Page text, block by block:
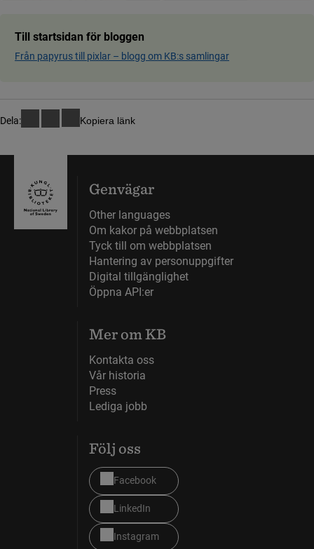
Till startsidan för bloggen
Från papyrus till pixlar ­– blog­g om KB:s samling­ar
Dela: Kopiera länk
Genvägar
Other languages
Om kakor på webbplatsen
Tyck till om webbplatsen
Hantering av personuppgifter
Digital tillgänglighet
Öppna API:er
Mer om KB
Kontakta oss
Vår historia
Press
Lediga jobb
Följ oss
Facebook
LinkedIn
Instagram